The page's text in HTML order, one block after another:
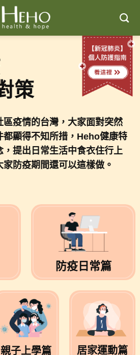
防疫日常篇
親子上學篇 居家運動篇
策
疫情的台灣，大家面對突然
都顯得不知所措，Heho健康特
，提出日常生活中食衣住行上
防疫期間還可以這樣做。